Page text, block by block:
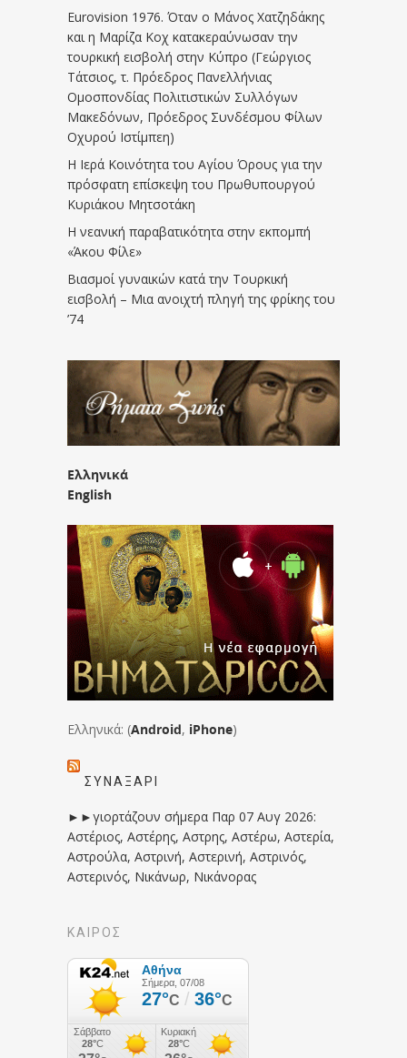
Eurovision 1976. Όταν ο Μάνος Χατζηδάκης
και η Μαρίζα Κοχ κατακεραύνωσαν την
τουρκική εισβολή στην Κύπρο (Γεώργιος
Τάτσιος, τ. Πρόεδρος Πανελλήνιας
Ομοσπονδίας Πολιτιστικών Συλλόγων
Μακεδόνων, Πρόεδρος Συνδέσμου Φίλων
Οχυρού Ιστίμπεη)
Η Ιερά Κοινότητα του Αγίου Όρους για την
πρόσφατη επίσκεψη του Πρωθυπουργού
Κυριάκου Μητσοτάκη
Η νεανική παραβατικότητα στην εκπομπή
«Άκου Φίλε»
Βιασμοί γυναικών κατά την Τουρκική
εισβολή – Μια ανοιχτή πληγή της φρίκης του
’74
Ελληνικά
English
Ελληνικά: (Android, iPhone)
ΣΥΝΑΞΆΡΙ
►►γιορτάζουν σήμερα Παρ 07 Αυγ 2026:
Αστέριος, Αστέρης, Αστρης, Αστέρω, Αστερία,
Αστρούλα, Αστρινή, Αστερινή, Αστρινός,
Αστερινός, Νικάνωρ, Νικάνορας
ΚΑΙΡΟΣ